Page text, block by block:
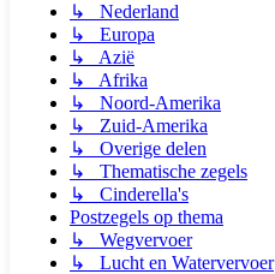
↳ Nederland
↳ Europa
↳ Azië
↳ Afrika
↳ Noord-Amerika
↳ Zuid-Amerika
↳ Overige delen
↳ Thematische zegels
↳ Cinderella's
Postzegels op thema
↳ Wegvervoer
↳ Lucht en Watervervoer